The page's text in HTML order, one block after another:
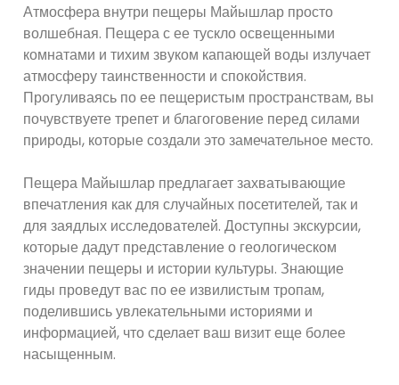
Атмосфера внутри пещеры Майышлар просто
волшебная. Пещера с ее тускло освещенными
комнатами и тихим звуком капающей воды излучает
атмосферу таинственности и спокойствия.
Прогуливаясь по ее пещеристым пространствам, вы
почувствуете трепет и благоговение перед силами
природы, которые создали это замечательное место.
Пещера Майышлар предлагает захватывающие
впечатления как для случайных посетителей, так и
для заядлых исследователей. Доступны экскурсии,
которые дадут представление о геологическом
значении пещеры и истории культуры. Знающие
гиды проведут вас по ее извилистым тропам,
поделившись увлекательными историями и
информацией, что сделает ваш визит еще более
насыщенным.